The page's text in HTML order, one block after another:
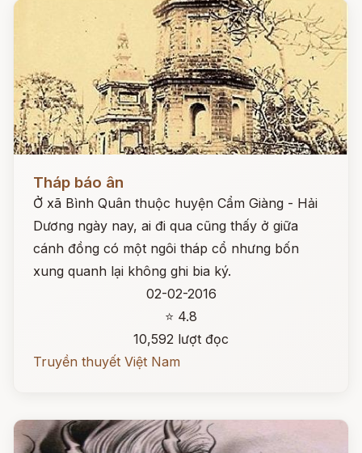
Tháp báo ân
Ở xã Bình Quân thuộc huyện Cẩm Giàng - Hải
Dương ngày nay, ai đi qua cũng thấy ở giữa
cánh đồng có một ngôi tháp cổ nhưng bốn
xung quanh lại không ghi bia ký.
02-02-2016
⭐ 4.8
10,592 lượt đọc
Truyền thuyết Việt Nam